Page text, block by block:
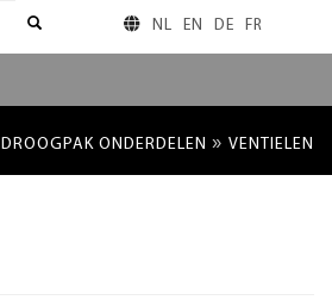
NL EN DE FR
DROOGPAK ONDERDELEN » VENTIELEN